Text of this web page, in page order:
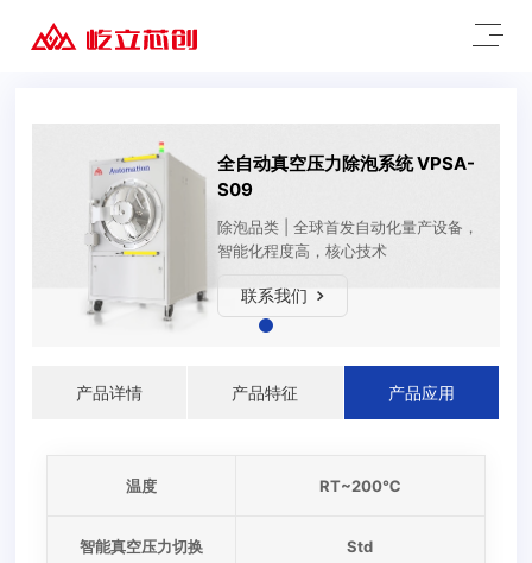
全自动真空压力除泡系统 VPSA-
S09
除泡品类 | 全球首发自动化量产设备，
智能化程度高，核心技术
联系我们
产品详情 产品特征 产品应用
温度 RT~200℃
智能真空压力切换 Std